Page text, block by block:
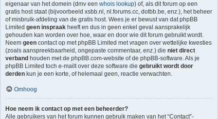
eigenaar van het domein (dmv een whois lookup) of, als dit forum op een
gratis host staat (bijvoorbeeld xsbb.nl, nl.forums.cc, dotbb.be, enz.), het beheer
of misbruik-afdeling van de gratis host. Wees je er bewust van dat phpBB
Limited geen inspraak heeft en dus in geen enkel geval aansprakelijk
gehouden kan worden over hoe, waar en door wie dit forum gebruikt wordt.
Neem geen contact op met phpBB Limited met vragen over wettelijke kwesties
(zoals aanspreekbaarheid, ongepaste commentaar, enz.) die niet direct
verband houden met de phpBB.com-website of de phpBB-software. Als je
phpBB Limited toch e-mailt over deze software die gebruikt wordt door
derden kun je een korte, of helemaal geen, reactie verwachten.
Omhoog
Hoe neem ik contact op met een beheerder?
Alle gebruikers van het forum kunnen gebruik maken van het “Contact”-